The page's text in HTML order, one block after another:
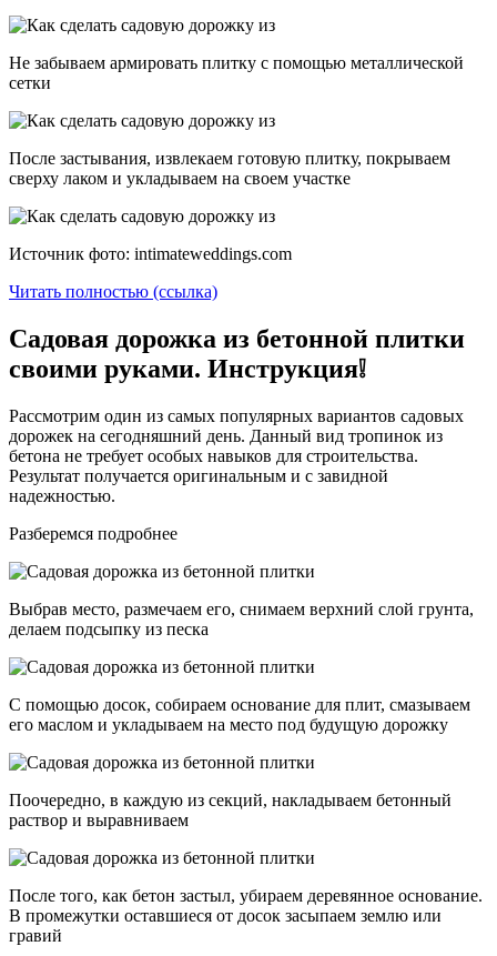
Не забываем армировать плитку с помощью металлической
сетки
После застывания, извлекаем готовую плитку, покрываем
сверху лаком и укладываем на своем участке
Источник фото: intimateweddings.com
Читать полностью (ссылка)
Садовая дорожка из бетонной плитки
своими руками. Инструкция❕
Рассмотрим один из самых популярных вариантов садовых
дорожек на сегодняшний день. Данный вид тропинок из
бетона не требует особых навыков для строительства.
Результат получается оригинальным и с завидной
надежностью.
Разберемся подробнее
Выбрав место, размечаем его, снимаем верхний слой грунта,
делаем подсыпку из песка
С помощью досок, собираем основание для плит, смазываем
его маслом и укладываем на место под будущую дорожку
Поочередно, в каждую из секций, накладываем бетонный
раствор и выравниваем
После того, как бетон застыл, убираем деревянное основание.
В промежутки оставшиеся от досок засыпаем землю или
гравий